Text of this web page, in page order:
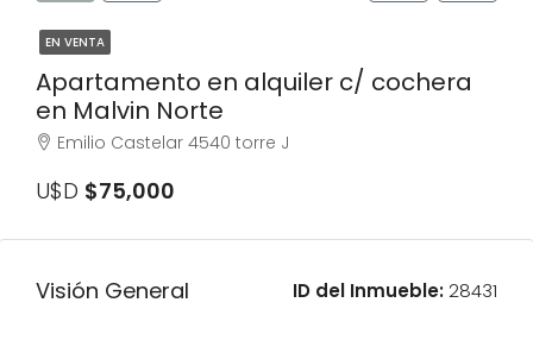
EN VENTA
Apartamento en alquiler c/ cochera
en Malvin Norte
Emilio Castelar 4540 torre J
U$D $75,000
Visión General ID del Inmueble: 28431